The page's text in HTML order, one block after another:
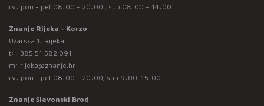
rv: pon - pet 08:00 - 20:00 ; sub 08:00 – 14:00
Znanje Rijeka - Korzo
Užarska 1, Rijeka
t: +385 51 582 091
m: rijeka@znanje.hr
rv: pon - pet 08:00 - 20:00; sub 9:00-15:00
Znanje Slavonski Brod